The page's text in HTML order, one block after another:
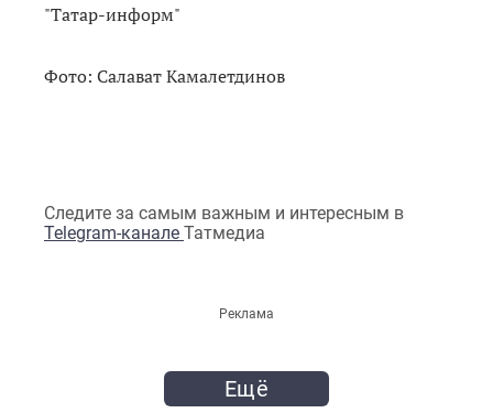
"Татар-информ"
Фото: Салават Камалетдинов
Следите за самым важным и интересным в
Telegram-канале Татмедиа
Реклама
Ещё